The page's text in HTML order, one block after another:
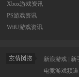
Xbox游戏资讯
PS游戏资讯
WiiU游戏资讯
新浪游戏 新
电竞游戏频道